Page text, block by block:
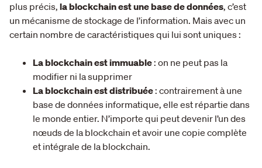
plus précis, la blockchain est une base de données, c’est
un mécanisme de stockage de l’information. Mais avec un
certain nombre de caractéristiques qui lui sont uniques :
La blockchain est immuable: on ne peut pas la
modifier ni la supprimer
La blockchain est distribuée: contrairement à une
base de données informatique, elle est répartie dans
le monde entier. N’importe qui peut devenir l’un des
nœuds de la blockchain et avoir une copie complète
et intégrale de la blockchain.